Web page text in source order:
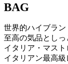
BAG
世界的ハイブラン
至高の気品としっ
イタリア・マス
イタリアン最高級